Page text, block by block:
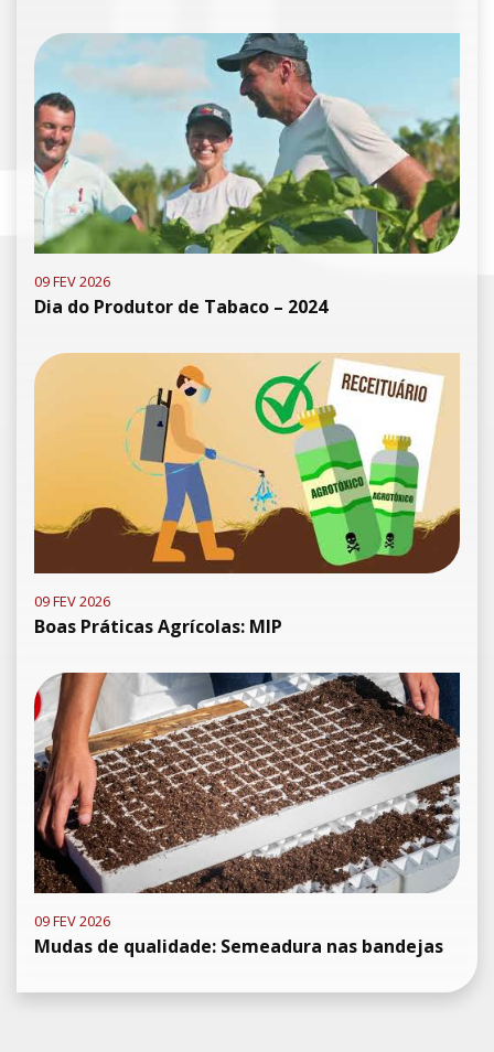
09 FEV 2026
Dia do Produtor de Tabaco – 2024
09 FEV 2026
Boas Práticas Agrícolas: MIP
09 FEV 2026
Mudas de qualidade: Semeadura nas bandejas